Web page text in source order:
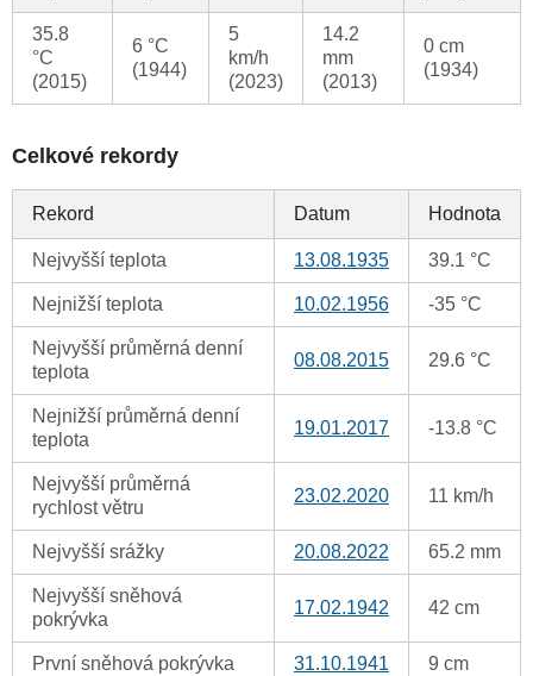
35.8
°C
(2015)
6 °C
(1944)
5
km/h
(2023)
14.2
mm
(2013)
0 cm
(1934)
Celkové rekordy
Rekord Datum Hodnota
Nejvyšší teplota 13.08.1935 39.1 °C
Nejnižší teplota 10.02.1956 -35 °C
Nejvyšší průměrná denní
teplota
08.08.2015 29.6 °C
Nejnižší průměrná denní
teplota
19.01.2017 -13.8 °C
Nejvyšší průměrná
rychlost větru
23.02.2020 11 km/h
Nejvyšší srážky 20.08.2022 65.2 mm
Nejvyšší sněhová
pokrývka
17.02.1942 42 cm
První sněhová pokrývka 31.10.1941 9 cm